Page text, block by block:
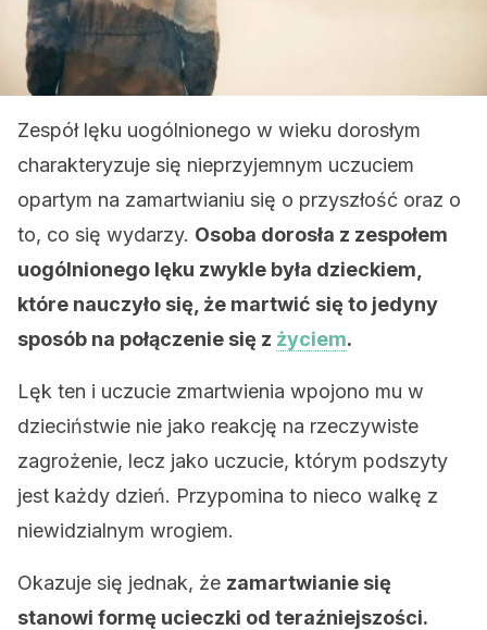
Zespół lęku uogólnionego w wieku dorosłym
charakteryzuje się nieprzyjemnym uczuciem
opartym na zamartwianiu się o przyszłość oraz o
to, co się wydarzy. Osoba dorosła z zespołem
uogólnionego lęku zwykle była dzieckiem,
które nauczyło się, że martwić się to jedyny
sposób na połączenie się z życiem.
Lęk ten i uczucie zmartwienia wpojono mu w
dzieciństwie nie jako reakcję na rzeczywiste
zagrożenie, lecz jako uczucie, którym podszyty
jest każdy dzień. Przypomina to nieco walkę z
niewidzialnym wrogiem.
Okazuje się jednak, że zamartwianie się
stanowi formę ucieczki od teraźniejszości.